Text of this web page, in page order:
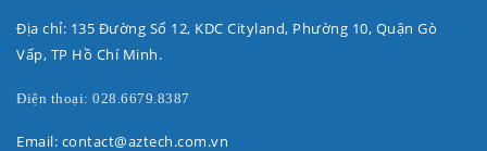
Địa chỉ: 135 Đường Số 12, KDC Cityland, Phường 10, Quận Gò
Vấp, TP Hồ Chí Minh.
Điện thoại: 028.6679.8387
Email: contact@aztech.com.vn